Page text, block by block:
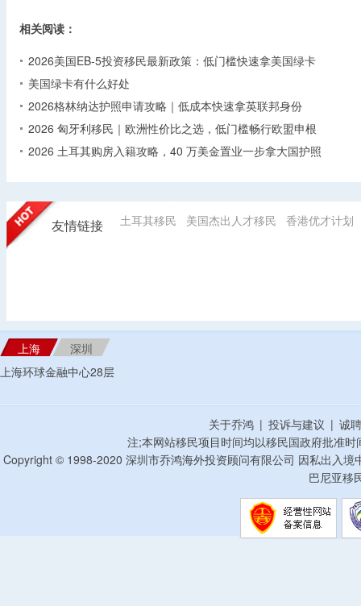
相关阅读：
2026美国EB-5投资移民最新政策：低门槛快速拿美国绿卡
美国绿卡有什么好处
2026格林纳达护照申请攻略｜低成本快速拿英联邦身份
2026 匈牙利移民｜欧洲性价比之选，低门槛畅行欧盟申根
2026 土耳其购房入籍攻略，40 万美金置业一步拿大国护照
友情链接 土耳其移民 美国杰出人才移民 香港优才计划
上海
深圳
上海环球金融中心28层
关于乔鸿 | 投诉与建议 | 诚
注;本网站移民项目时间均以移民国政府批准
Copyright © 1998-2020 深圳市乔鸿海外投资顾问有限公司 因私出入
巴尼亚移